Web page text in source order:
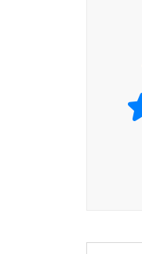
유전 지
통찰이